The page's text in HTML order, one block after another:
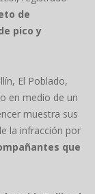
de
pico y
El Poblado,
en medio de un
muestra sus
la infracción por
que